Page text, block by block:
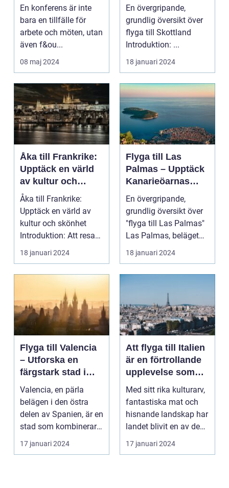
Tylösand
En konferens är inte
bara en tillfälle för
arbete och möten, utan
även f&ou...
08 maj 2024
vackra landet på
ännu enklast sätt
En övergripande,
grundlig översikt över
flyga till Skottland
Introduktion: ...
18 januari 2024
Åka till Frankrike:
Upptäck en värld
av kultur och
skönhet
Åka till Frankrike:
Upptäck en värld av
kultur och skönhet
Introduktion: Att resa
till Frankrike är...
18 januari 2024
Flyga till Las
Palmas – Upptäck
Kanarieöarnas
pärla
En övergripande,
grundlig översikt över
"flyga till Las Palmas"
Las Palmas, beläget
på Gran Canaria...
18 januari 2024
Flyga till Valencia
– Utforska en
färgstark stad i
Spanien
Valencia, en pärla
belägen i den östra
delen av Spanien, är en
stad som kombinerar
kustens skönhet m...
17 januari 2024
Att flyga till Italien
är en förtrollande
upplevelse som
lockar besökare
från hela världen
Med sitt rika kulturarv,
fantastiska mat och
hisnande landskap har
landet blivit en av de
populärast...
17 januari 2024